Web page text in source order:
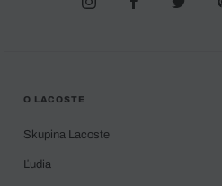
O LACOSTE
Skupina Lacoste
Ľudia